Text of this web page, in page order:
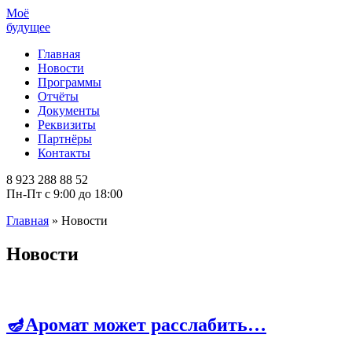
Моё
будущее
Главная
Новости
Программы
Отчёты
Документы
Реквизиты
Партнёры
Контакты
8 923 288 88 52
Пн-Пт с 9:00 до 18:00
Главная » Новости
Новости
🪔Аромат может расслабить…